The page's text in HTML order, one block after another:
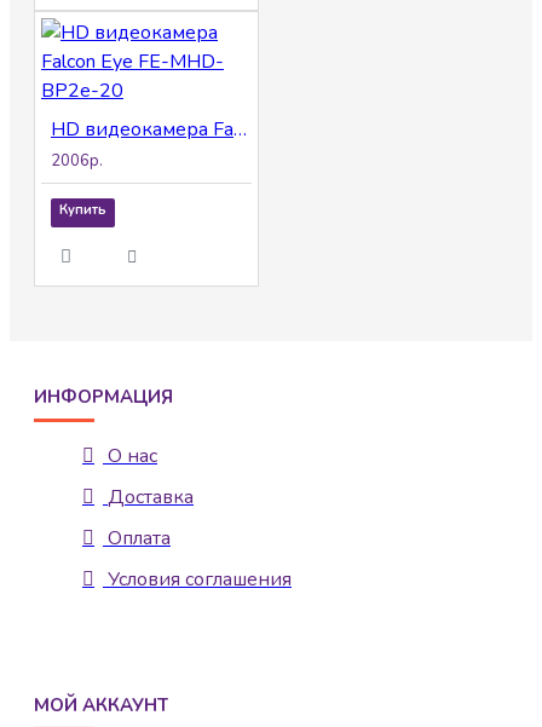
HD видеокамера Falcon Eye FE-MHD-BP2e-20
2006р.
Купить
ИНФОРМАЦИЯ
О нас
Доставка
Оплата
Условия соглашения
МОЙ АККАУНТ